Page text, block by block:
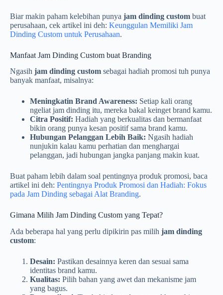
Biar makin paham kelebihan punya jam dinding custom buat
perusahaan, cek artikel ini deh: Keunggulan Memiliki Jam
Dinding Custom untuk Perusahaan.
Manfaat Jam Dinding Custom buat Branding
Ngasih jam dinding custom sebagai hadiah promosi tuh punya
banyak manfaat, misalnya:
Meningkatin Brand Awareness: Setiap kali orang
ngeliat jam dinding itu, mereka bakal keinget brand kamu.
Citra Positif: Hadiah yang berkualitas dan bermanfaat
bikin orang punya kesan positif sama brand kamu.
Hubungan Pelanggan Lebih Baik: Ngasih hadiah
nunjukin kalau kamu perhatian dan menghargai
pelanggan, jadi hubungan jangka panjang makin kuat.
Buat paham lebih dalam soal pentingnya produk promosi, baca
artikel ini deh: Pentingnya Produk Promosi dan Hadiah: Fokus
pada Jam Dinding sebagai Alat Branding.
Gimana Milih Jam Dinding Custom yang Tepat?
Ada beberapa hal yang perlu dipikirin pas milih jam dinding
custom:
Desain: Pastikan desainnya keren dan sesuai sama
identitas brand kamu.
Kualitas: Pilih bahan yang awet dan mekanisme jam
yang bagus.